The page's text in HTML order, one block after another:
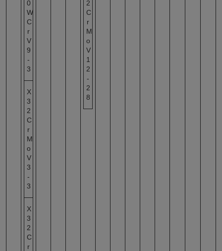
0
W
C
r
V
9
-
3
X
3
2
C
r
M
o
V
3
-
3
X
3
2
C
r
2
C
r
M
o
V
1
2
-
2
8